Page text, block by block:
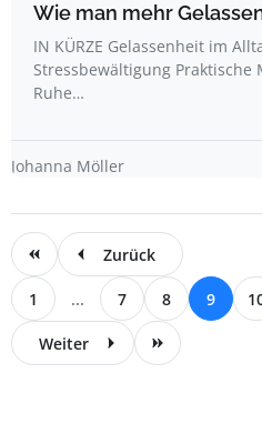
Wie man mehr
IN KÜRZE Gelassenheit im
Stressbewältigung
Ruhe…
Johanna Möller
Zurück
1 ... 7 8 9
Weiter